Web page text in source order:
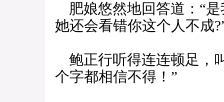
肥娘悠然地回答道：“
她还会看错你这个人不成
鲍正行听得连连顿足，
个字都相信不得！”